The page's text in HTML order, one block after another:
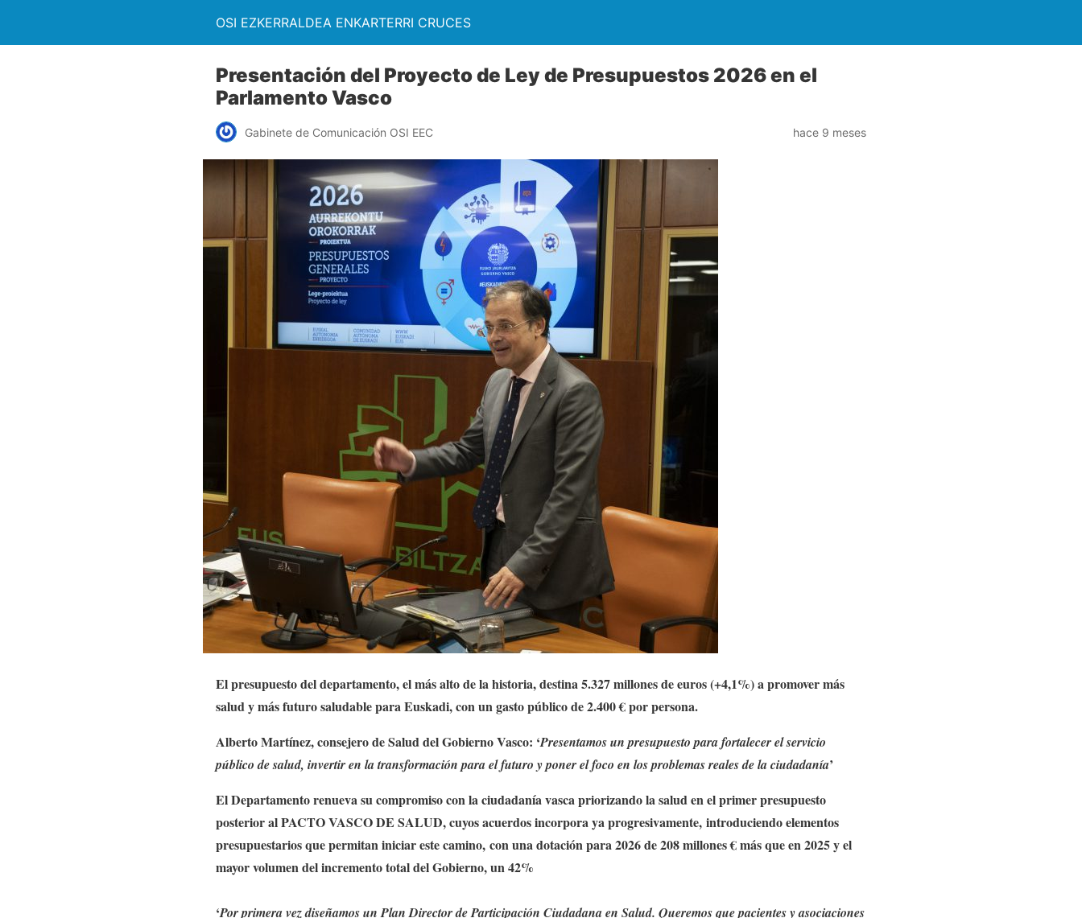
OSI EZKERRALDEA ENKARTERRI CRUCES
Presentación del Proyecto de Ley de Presupuestos 2026 en el
Parlamento Vasco
Gabinete de Comunicación OSI EEC hace 9 meses
El presupuesto del departamento, el más alto de la historia, destina 5.327 millones de euros (+4,1%) a promover más
salud y más futuro saludable para Euskadi, con un gasto público de 2.400 € por persona.
Alberto Martínez, consejero de Salud del Gobierno Vasco: ‘Presentamos un presupuesto para fortalecer el servicio
público de salud, invertir en la transformación para el futuro y poner el foco en los problemas reales de la ciudadanía’
El Departamento renueva su compromiso con la ciudadanía vasca priorizando la salud en el primer presupuesto
posterior al PACTO VASCO DE SALUD, cuyos acuerdos incorpora ya progresivamente, introduciendo elementos
presupuestarios que permitan iniciar este camino, con una dotación para 2026 de 208 millones € más que en 2025 y el
mayor volumen del incremento total del Gobierno, un 42%
‘Por primera vez diseñamos un Plan Director de Participación Ciudadana en Salud. Queremos que pacientes y asociaciones